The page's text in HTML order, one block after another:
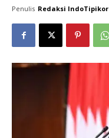
Penulis Redaksi IndoTipikor